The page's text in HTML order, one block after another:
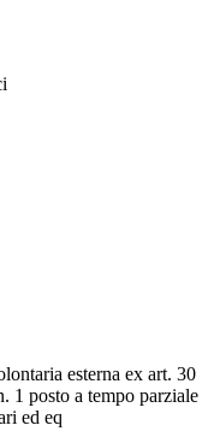
esterna ex art. 30
1 posto a tempo parziale
ed eq